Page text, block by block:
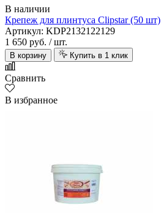
В наличии
Крепеж для плинтуса Clipstar (50 шт)
Артикул: KDP2132122129
1 650 руб. / шт.
В корзину Купить в 1 клик
Сравнить
В избранное